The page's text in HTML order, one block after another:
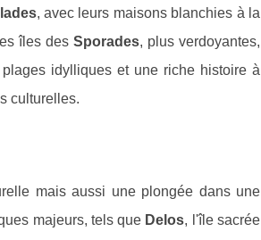
, avec leurs maisons blanchies à la
îles des Sporades, plus verdoyantes,
idylliques et une riche histoire à
culturelles.
mais aussi une plongée dans une
majeurs, tels que Delos, l'île sacrée